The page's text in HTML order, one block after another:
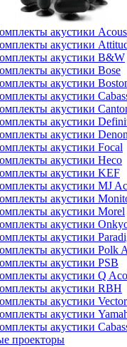
акустики
акустики
акустики B&W
акустики Bose
акустики
акустики
акустики
акустики
акустики
акустики Focal
акустики Heco
акустики KEF
акустики MJ
акустики
акустики Morel
акустики
акустики
акустики Polk
акустики PSB
акустики Q
акустики RBH
акустики Vector
акустики
акустики
проекторы